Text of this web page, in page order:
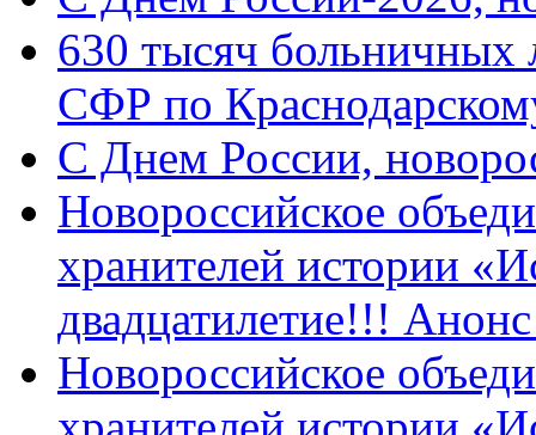
630 тысяч больничных
СФР по
C Днем России,
Новороссийское
хранителей истории
двадцатилетие!!!
Новороссийское